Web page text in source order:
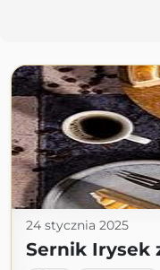
24 stycznia 2025
Sernik Irysek